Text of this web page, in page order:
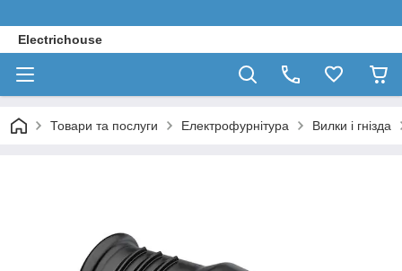
Electrichouse
Товари та послуги Електрофурнітура Вилки і гнізда